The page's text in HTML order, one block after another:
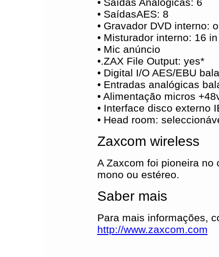
• SaídasAES: 8
• Gravador DVD interno:
• Misturador interno: 16
• Mic anúncio
•.ZAX File Output: yes*
• Digital I/O AES/EBU
• Entradas analógicas
• Alimentação micros
• Interface disco externo
• Head room:
Zaxcom wireless
A Zaxcom foi pioneira no
mono ou estéreo.
Saber mais
Para mais informações,
http://www.zaxcom.com